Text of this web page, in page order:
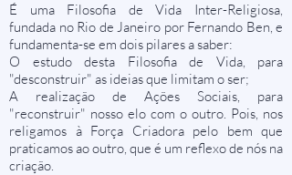
É uma Filosofia de Vida Inter-Religiosa,
fundada no Rio de Janeiro por Fernando Ben, e
fundamenta-se em dois pilares a saber:
O estudo desta Filosofia de Vida, para
"desconstruir" as ideias que limitam o ser;
A realização de Ações Sociais, para
"reconstruir" nosso elo com o outro. Pois, nos
religamos à Força Criadora pelo bem que
praticamos ao outro, que é um reflexo de nós na
criação.